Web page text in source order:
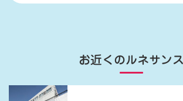
お近くのルネサンス